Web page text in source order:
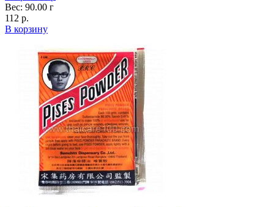
Вес: 90.00 г
112 р.
В корзину